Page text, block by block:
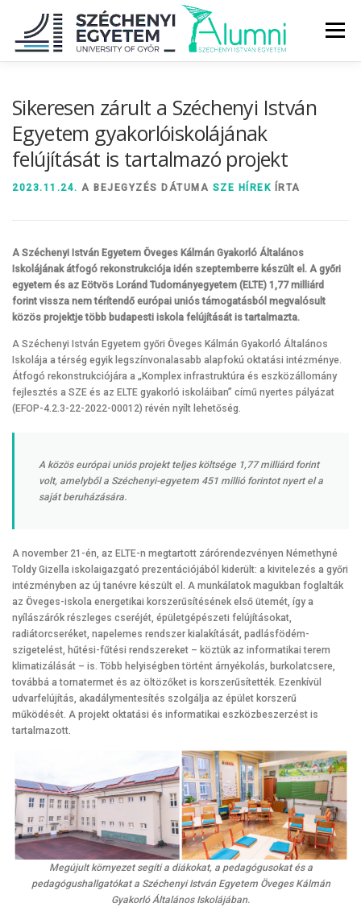
tartalomhoz
Menü
DIPLOMAÁTADÓ DIPLOMÁN TÚL
Sikeresen zárult a Széchenyi István
Egyetem gyakorlóiskolájának
felújítását is tartalmazó projekt
2023.11.24. A BEJEGYZÉS DÁTUMA SZE HÍREK ÍRTA
A Széchenyi István Egyetem Öveges Kálmán Gyakorló Általános
Iskolájának átfogó rekonstrukciója idén szeptemberre készült el. A győri
egyetem és az Eötvös Loránd Tudományegyetem (ELTE) 1,77 milliárd
forint vissza nem térítendő európai uniós támogatásból megvalósult
közös projektje több budapesti iskola felújítását is tartalmazta.
A Széchenyi István Egyetem győri Öveges Kálmán Gyakorló Általános
Iskolája a térség egyik legszínvonalasabb alapfokú oktatási intézménye.
Átfogó rekonstrukciójára a „Komplex infrastruktúra és eszközállomány
fejlesztés a SZE és az ELTE gyakorló iskoláiban” című nyertes pályázat
(EFOP-4.2.3-22-2022-00012) révén nyílt lehetőség.
A közös európai uniós projekt teljes költsége 1,77 milliárd forint
volt, amelyből a Széchenyi-egyetem 451 millió forintot nyert el a
saját beruházására.
A november 21-én, az ELTE-n megtartott zárórendezvényen Némethyné
Toldy Gizella iskolaigazgató prezentációjából kiderült: a kivitelezés a győri
intézményben az új tanévre készült el. A munkálatok magukban foglalták
az Öveges-iskola energetikai korszerűsítésének első ütemét, így a
nyílászárók részleges cseréjét, épületgépészeti felújításokat,
radiátorcseréket, napelemes rendszer kialakítását, padlásfödém-
szigetelést, hűtési-fűtési rendszereket – köztük az informatikai terem
klimatizálását – is. Több helyiségben történt árnyékolás, burkolatcsere,
továbbá a tornatermet és az öltözőket is korszerűsítették. Ezenkívül
udvarfelújítás, akadálymentesítés szolgálja az épület korszerű
működését. A projekt oktatási és informatikai eszközbeszerzést is
tartalmazott.
Megújult környezet segíti a diákokat, a pedagógusokat és a
pedagógushallgatókat a Széchenyi István Egyetem Öveges Kálmán
Gyakorló Általános Iskolájában.